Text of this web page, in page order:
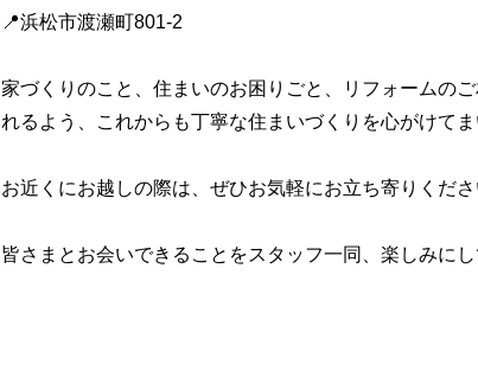
📍浜松市渡瀬町801-2
家づくりのこと、住まいのお困りごと、リフォームの
れるよう、これからも丁寧な住まいづくりを心がけてま
お近くにお越しの際は、ぜひお気軽にお立ち寄りくだ
皆さまとお会いできることをスタッフ一同、楽しみに